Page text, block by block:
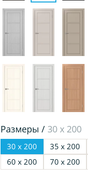
Размеры / 30 х 200
30 х 200 35 х 200
60 х 200
70 х 200